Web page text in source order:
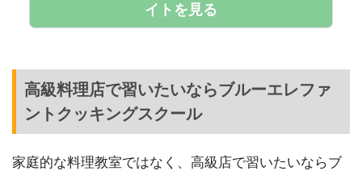
イトを見る
高級料理店で習いたいならブルーエレファ
ントクッキングスクール
家庭的な料理教室ではなく、高級店で習いたいならブ